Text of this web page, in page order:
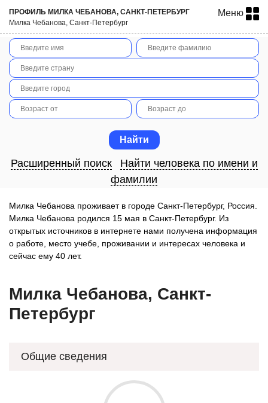
ПРОФИЛЬ МИЛКА ЧЕБАНОВА, САНКТ-ПЕТЕРБУРГ
Милка Чебанова, Санкт-Петербург
Меню
Расширенный поиск
Найти человека по имени и
фамилии
Милка Чебанова проживает в городе Санкт-Петербург, Россия.
Милка Чебанова родился 15 мая в Санкт-Петербург. Из
открытых источников в интернете нами получена информация
о работе, место учебе, проживании и интересах человека и
сейчас ему 40 лет.
Милка Чебанова, Санкт-
Петербург
Общие сведения